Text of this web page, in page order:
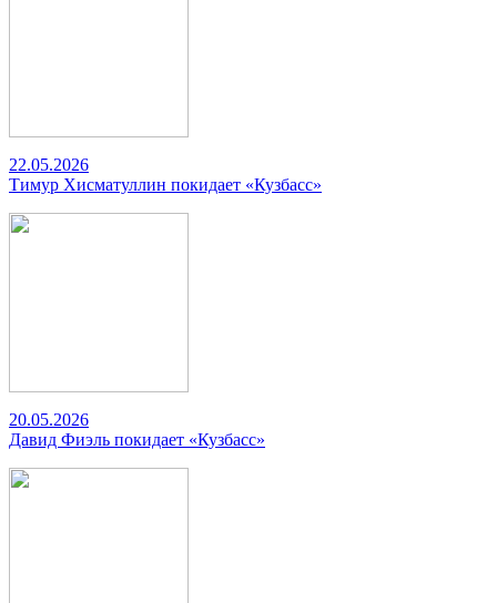
22.05.2026
Тимур Хисматуллин покидает «Кузбасс»
20.05.2026
Давид Фиэль покидает «Кузбасс»